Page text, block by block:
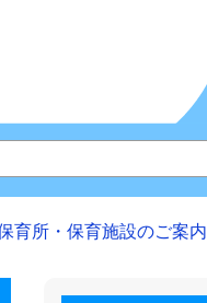
育所・保育施設のご案内